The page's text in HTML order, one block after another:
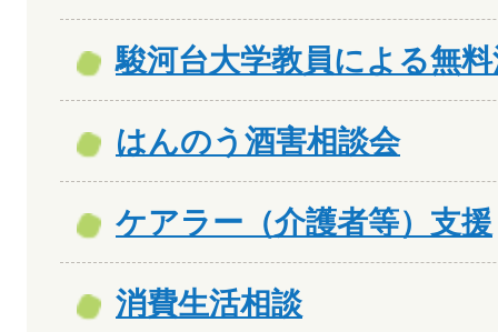
駿河台大学教員による無
はんのう酒害相談会
ケアラー（介護者等）支援
消費生活相談